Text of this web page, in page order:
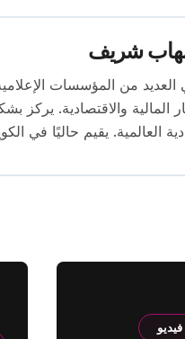
شريف
تتجاوز 16 عامًا. عمل في العديد من
والاقتصادية. يركز
العالمية. يقيم حاليًا في
فيديو